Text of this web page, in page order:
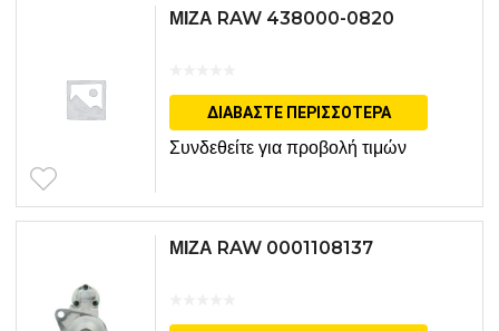
ΜΙΖΑ RAW 438000-0820
ΔΙΑΒΆΣΤΕ ΠΕΡΙΣΣΌΤΕΡΑ
Συνδεθείτε για προβολή τιμών
ΜΙΖΑ RAW 0001108137